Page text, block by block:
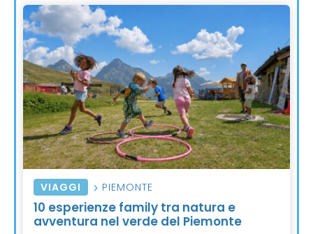
VIAGGI PIEMONTE
10 esperienze family tra natura e
avventura nel verde del Piemonte